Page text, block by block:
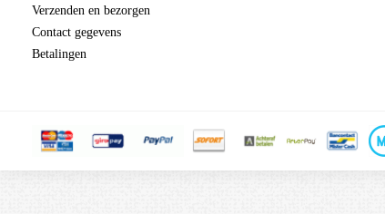
Verzenden en bezorgen
Contact gegevens
Betalingen